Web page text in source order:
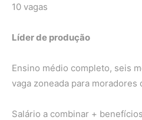
10 vagas
Líder de produção
Ensino médio completo, seis
vaga zoneada para moradores
Salário a combinar + benefícios